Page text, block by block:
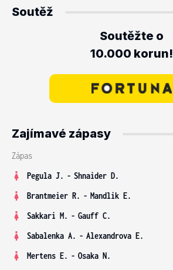
Soutěž
Soutěžte o
10.000 korun!
Zajímavé zápasy
Zápas
Pegula J. - Shnaider D.
Brantmeier R. - Mandlik E.
Sakkari M. - Gauff C.
Sabalenka A. - Alexandrova E.
Mertens E. - Osaka N.